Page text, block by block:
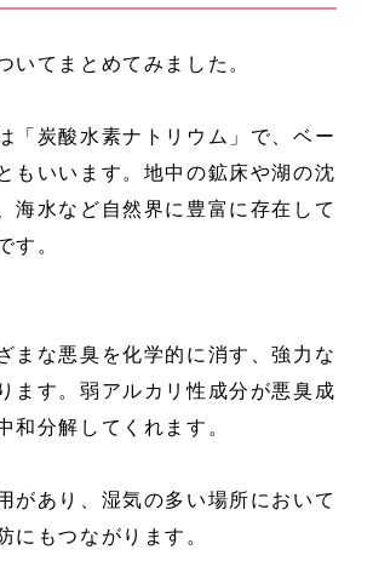
いてまとめてみました。
「炭酸水素ナトリウム」で、ベー
もいいます。地中の鉱床や湖の沈
海水など自然界に豊富に存在して
す。
まな悪臭を化学的に消す、強力な
ます。弱アルカリ性成分が悪臭成
和分解してくれます。
があり、湿気の多い場所において
にもつながります。